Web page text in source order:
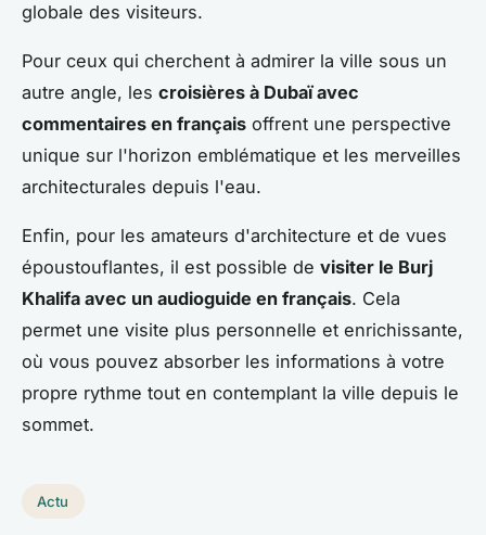
globale des visiteurs.
Pour ceux qui cherchent à admirer la ville sous un
autre angle, les croisières à Dubaï avec
commentaires en français offrent une perspective
unique sur l'horizon emblématique et les merveilles
architecturales depuis l'eau.
Enfin, pour les amateurs d'architecture et de vues
époustouflantes, il est possible de visiter le Burj
Khalifa avec un audioguide en français. Cela
permet une visite plus personnelle et enrichissante,
où vous pouvez absorber les informations à votre
propre rythme tout en contemplant la ville depuis le
sommet.
Actu